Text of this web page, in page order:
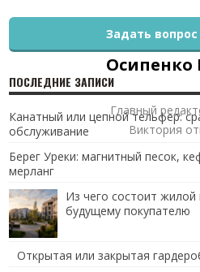
Осипенко
Главный
Виктория
Задать вопрос
ПОСЛЕДНИЕ ЗАПИСИ
Канатный или цепной тельфер:
обслуживание
Берег Уреки: магнитный песок,
мерланг
Из чего состоит
будущему покупателю
Открытая или закрытая